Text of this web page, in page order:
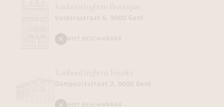
Vanhoutteghem Boutique
Voldersstraat 6, 9000 Gent
NIET BESCHIKBAAR
Vanhoutteghem Jewelry
Dampoortstraat 2, 9000 Gent
NIET BESCHIKBAAR